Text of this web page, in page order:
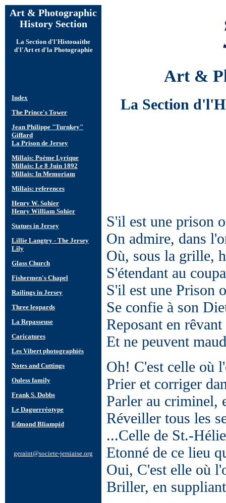
Art & Photographic
History Section
La Section d'l'Histouaithe
d'l'Art et d'la Photographie
Art &
La Section
S'il est une prison
On admire, dans
Où, sous la grille,
S'étendant au
S'il est une Prison
Se confie à son
Reposant en
Et ne peuvent
Oh! C'est celle où
Prier et corriger
Parler au criminel,
Réveiller tous les
...Celle de St.-
Etonné de ce lieu
Oui, C'est elle où
Briller, en